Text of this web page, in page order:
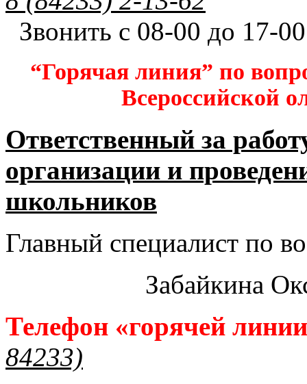
Звонить с 08-00 до 17-
“Горячая линия” по
Всероссийской
Ответственный за
организации и
школьников​
Главный специалист по
Забайкина
Телефон «горячей
84233)